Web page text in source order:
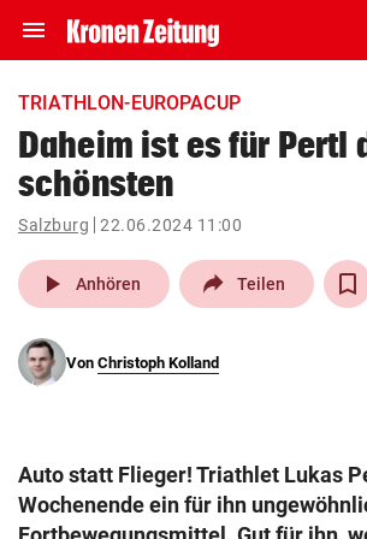
menu Navigation
ein-/ausklappen
account_circle Anmelden
pin_drop
Wien
TRIATHLON-EUROPACUP
Daheim ist es für Pertl
schönsten
Salzburg 22.06.2024 11:00
play_arrow Anhören Teilen
Von Christoph Kolland
Auto statt Flieger! Triathlet Lukas
Wochenende ein für ihn